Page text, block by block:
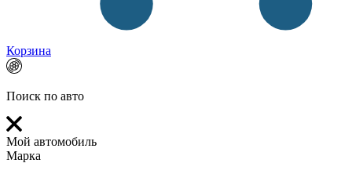
Корзина
Поиск по авто
Мой автомобиль
Марка